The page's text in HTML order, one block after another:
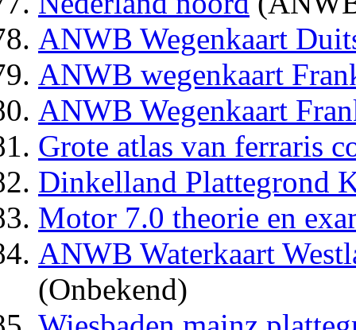
ANWB Wegenkaart
ANWB wegenkaart
ANWB Wegenkaart
Grote atlas van ferraris
Dinkelland Plattegrond
Motor 7.0 theorie en
ANWB Waterkaart
(Onbekend)